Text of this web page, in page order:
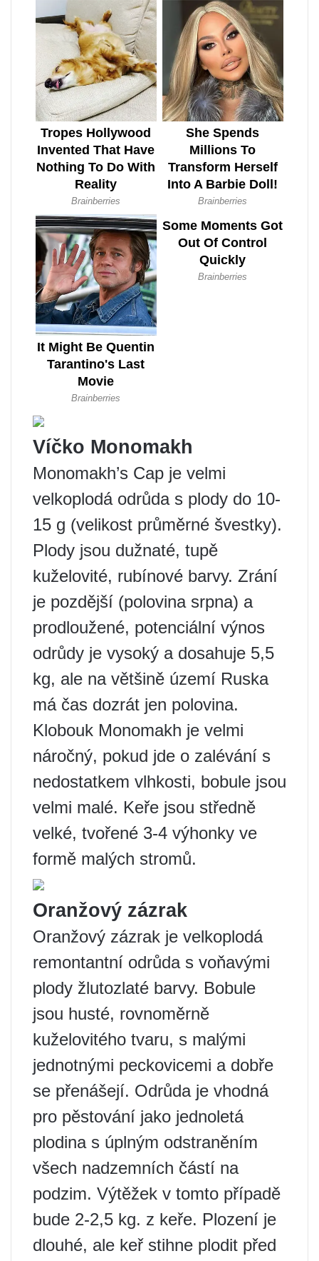
Víčko Monomakh
Monomakh’s Cap je velmi
velkoplodá odrůda s plody do 10-
15 g (velikost průměrné švestky).
Plody jsou dužnaté, tupě
kuželovité, rubínové barvy. Zrání
je pozdější (polovina srpna) a
prodloužené, potenciální výnos
odrůdy je vysoký a dosahuje 5,5
kg, ale na většině území Ruska
má čas dozrát jen polovina.
Klobouk Monomakh je velmi
náročný, pokud jde o zalévání s
nedostatkem vlhkosti, bobule jsou
velmi malé. Keře jsou středně
velké, tvořené 3-4 výhonky ve
formě malých stromů.
Oranžový zázrak
Oranžový zázrak je velkoplodá
remontantní odrůda s voňavými
plody žlutozlaté barvy. Bobule
jsou husté, rovnoměrně
kuželovitého tvaru, s malými
jednotnými peckovicemi a dobře
se přenášejí. Odrůda je vhodná
pro pěstování jako jednoletá
plodina s úplným odstraněním
všech nadzemních částí na
podzim. Výtěžek v tomto případě
bude 2-2,5 kg. z keře. Plození je
dlouhé, ale keř stihne plodit před